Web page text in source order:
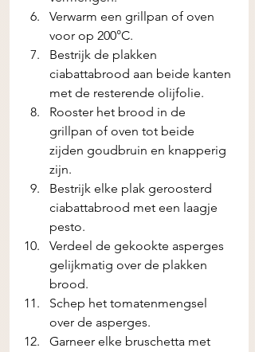
Verwarm een grillpan of oven
voor op 200°C.
Bestrijk de plakken
ciabattabrood aan beide kanten
met de resterende olijfolie.
Rooster het brood in de
grillpan of oven tot beide
zijden goudbruin en knapperig
zijn.
Bestrijk elke plak geroosterd
ciabattabrood met een laagje
pesto.
Verdeel de gekookte asperges
gelijkmatig over de plakken
brood.
Schep het tomatenmengsel
over de asperges.
Garneer elke bruschetta met